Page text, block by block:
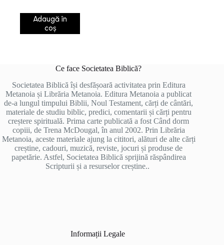
Adaugă în
coș
Ce face Societatea Biblică?
Societatea Biblică își desfășoară activitatea prin Editura
Metanoia și Librăria Metanoia. Editura Metanoia a publicat
de-a lungul timpului Biblii, Noul Testament, cărți de cântări,
materiale de studiu biblic, predici, comentarii și cărți pentru
creștere spirituală. Prima carte publicată a fost Când dorm
copiii, de Trena McDougal, în anul 2002. Prin Librăria
Metanoia, aceste materiale ajung la cititori, alături de alte cărți
creștine, cadouri, muzică, reviste, jocuri și produse de
papetărie. Astfel, Societatea Biblică sprijină răspândirea
Scripturii și a resurselor creștine..
Informații Legale